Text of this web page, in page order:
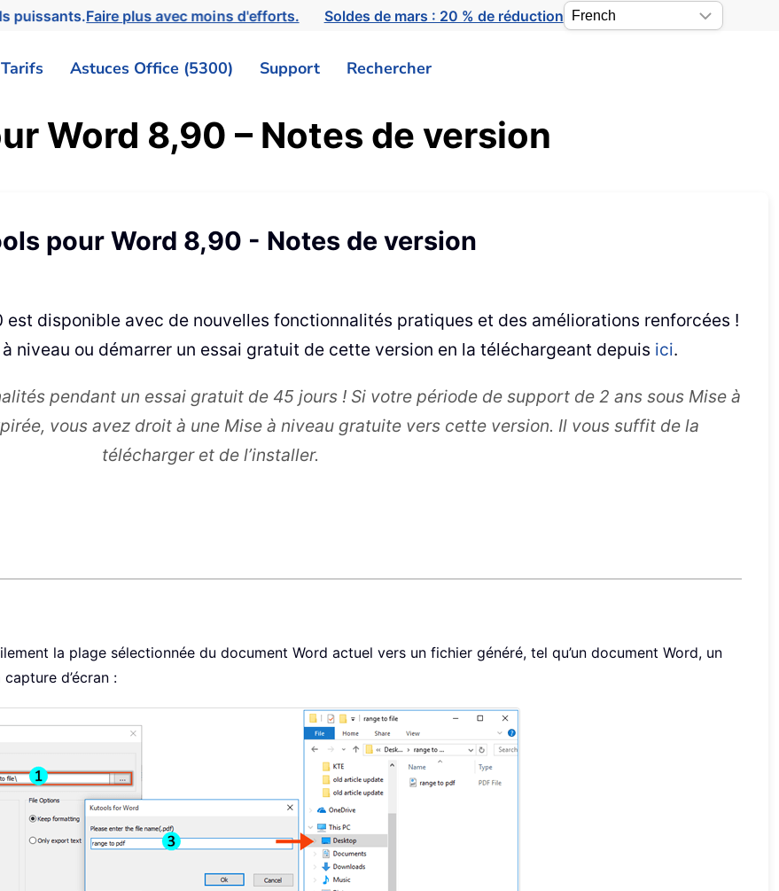
puissants.Faire plus avec moins d'efforts. Soldes de mars : 20 % de réduction
Tarifs Astuces Office (5300) Support Rechercher
Word 8,90 – Notes de version
pour Word 8,90 - Notes de version
est disponible avec de nouvelles fonctionnalités pratiques et des améliorations renforcées !
niveau ou démarrer un essai gratuit de cette version en la téléchargeant depuis ici.
pendant un essai gratuit de 45 jours ! Si votre période de support de 2 ans sous Mise à
vous avez droit à une Mise à niveau gratuite vers cette version. Il vous suffit de la
télécharger et de l’installer.
la plage sélectionnée du document Word actuel vers un fichier généré, tel qu’un document Word, un
d’écran :